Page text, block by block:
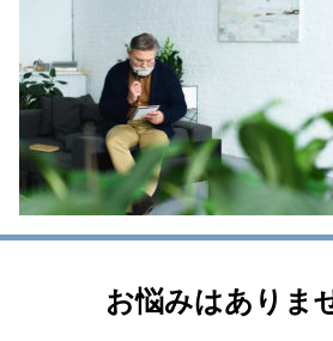
お悩みはありま